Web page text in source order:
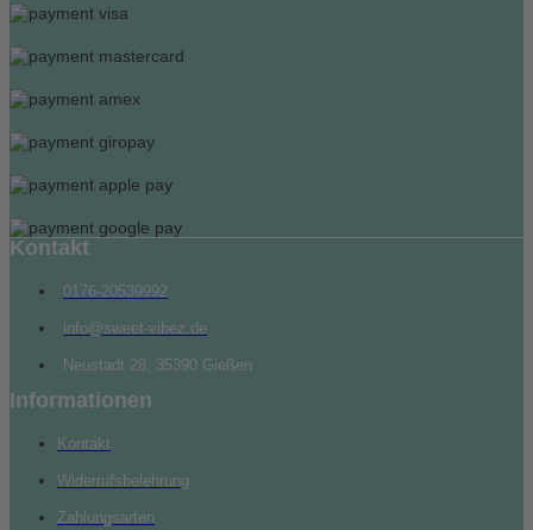
Kontakt
0176-20539992
info@sweet-vibez.de
Neustadt 28, 35390 Gießen
Informationen
Kontakt
Widerrufsbelehrung
Zahlungsarten